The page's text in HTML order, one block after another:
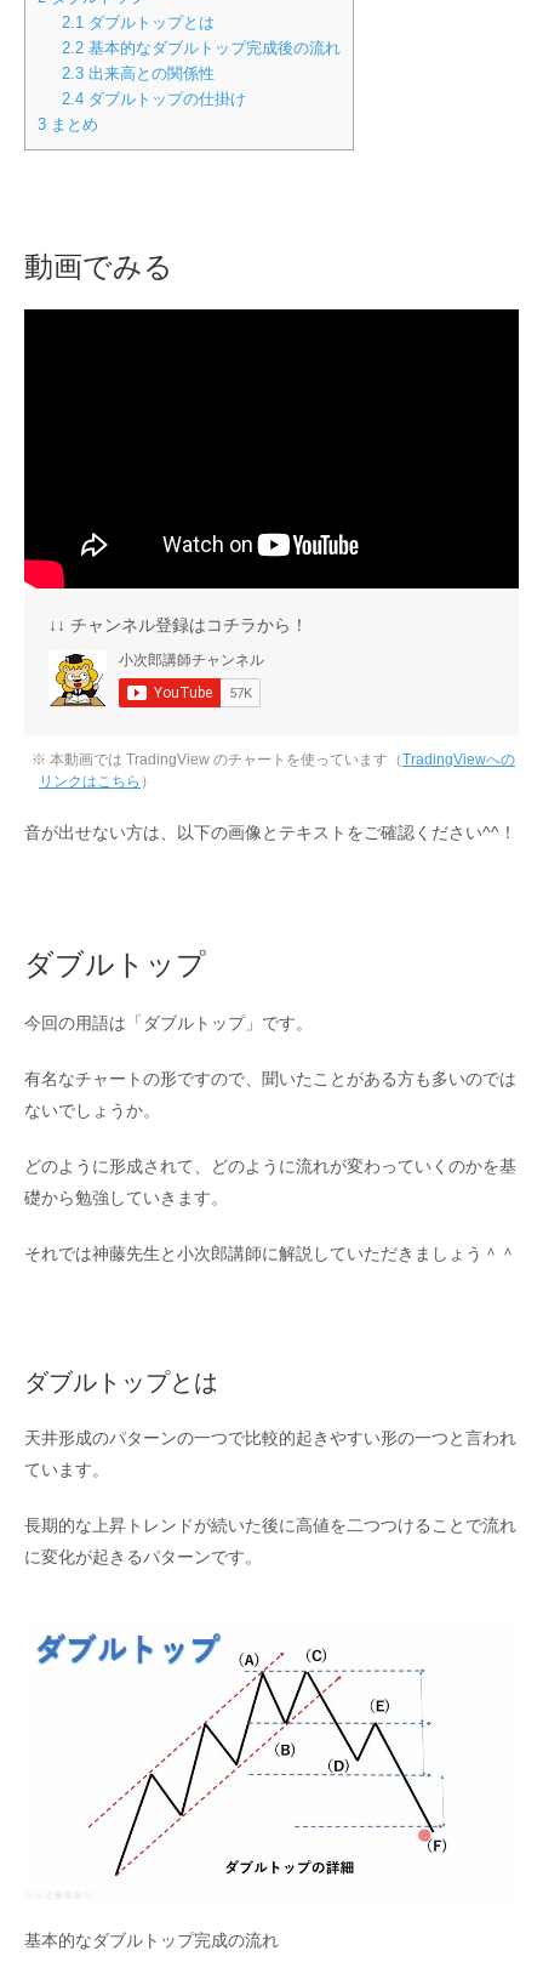
2.1ダブルトップとは
2.2基本的なダブルトップ完成後の流れ
2.3出来高との関係性
2.4ダブルトップの仕掛け
3 まとめ
動画でみる
↓↓ チャンネル登録はコチラから！
※ 本動画では TradingView のチャートを使っています（TradingViewへの
リンクはこちら ）
音が出せない方は、以下の画像とテキストをご確認ください^^！
ダブルトップ
今回の用語は「ダブルトップ」です。
有名なチャートの形ですので、聞いたことがある方も多いのでは
ないでしょうか。
どのように形成されて、どのように流れが変わっていくのかを基
礎から勉強していきます。
それでは神藤先生と小次郎講師に解説していただきましょう＾＾
ダブルトップとは
天井形成のパターンの一つで比較的起きやすい形の一つと言われ
ています。
長期的な上昇トレンドが続いた後に高値を二つつけることで流れ
に変化が起きるパターンです。
基本的なダブルトップ完成の流れ